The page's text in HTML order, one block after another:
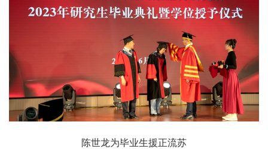
陈世龙为毕业生援正流苏